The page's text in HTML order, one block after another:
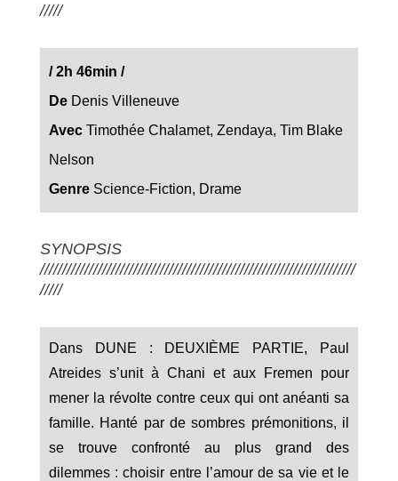
/////
/ 2h 46min /
DeDenis Villeneuve
AvecTimothée Chalamet, Zendaya, Tim Blake
Nelson
GenreScience-Fiction, Drame
SYNOPSIS
///////////////////////////////////////////////////////////////////////
/////
Dans DUNE : DEUXIÈME PARTIE, Paul
Atreides s’unit à Chani et aux Fremen pour
mener la révolte contre ceux qui ont anéanti sa
famille. Hanté par de sombres prémonitions, il
se trouve confronté au plus grand des
dilemmes : choisir entre l’amour de sa vie et le